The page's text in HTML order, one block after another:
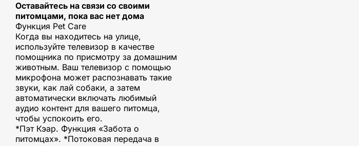
Оставайтесь на связи со своими
питомцами, пока вас нет дома
Функция Pet Care
Когда вы находитесь на улице,
используйте телевизор в качестве
помощника по присмотру за домашним
животным. Ваш телевизор с помощью
микрофона может распознавать такие
звуки, как лай собаки, а затем
автоматически включать любимый
аудио контент для вашего питомца,
чтобы успокоить его.
*Пэт Кэар. Функция «Забота о
питомцах». *Потоковая передача в